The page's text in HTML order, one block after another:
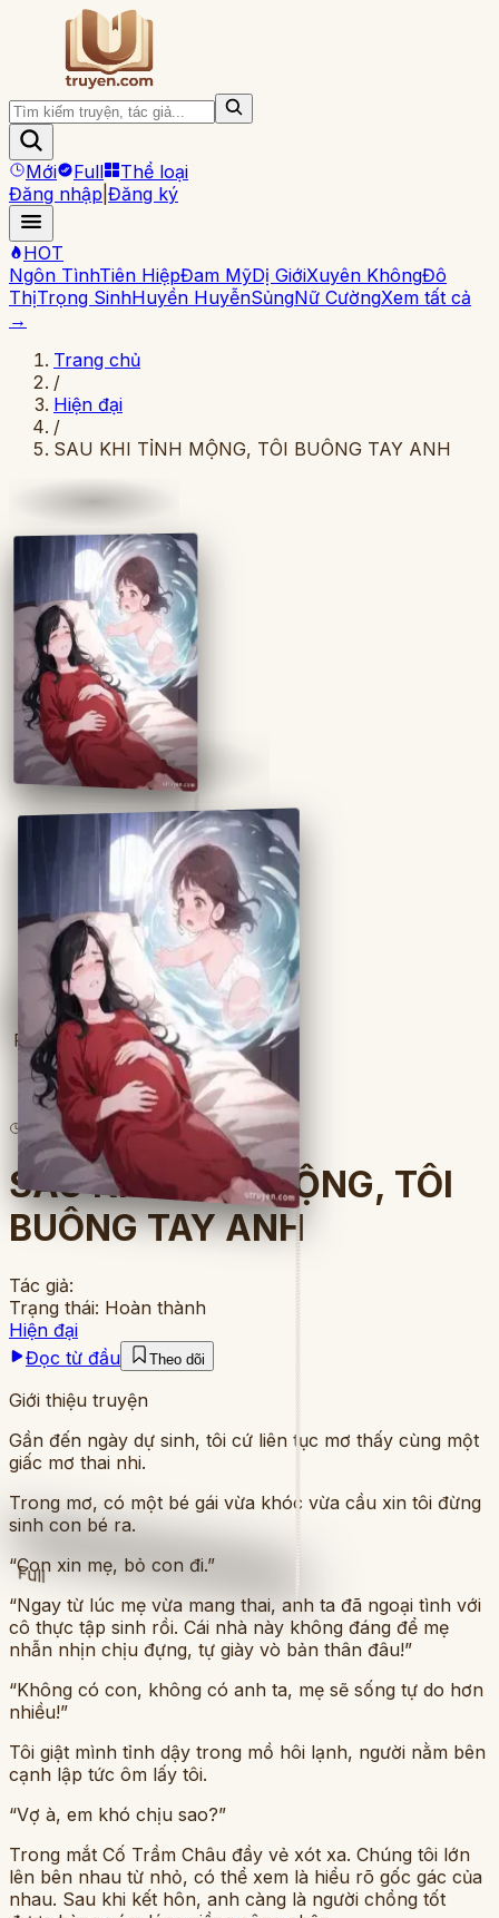
Mới Full
Thể loại
Đăng nhập Đăng ký
HOT
Ngôn TìnhTiên HiệpĐam MỹDị GiớiXuyên KhôngĐô
ThịTrọng SinhHuyền HuyễnSủngNữ CườngXem tất cả
→
Trang chủ
/
Hiện đại
/
SAU KHI TỈNH MỘNG, TÔI BUÔNG TAY ANH
Full
Full
3lượt đọc chương
SAU KHI TỈNH MỘNG, TÔI
BUÔNG TAY ANH
Tác giả:
Trạng thái: Hoàn thành
Hiện đại
Đọc từ đầu
Theo dõi
Giới thiệu truyện
Gần đến ngày dự sinh, tôi cứ liên tục mơ thấy cùng một
giấc mơ thai nhi.
Trong mơ, có một bé gái vừa khóc vừa cầu xin tôi đừng
sinh con bé ra.
“Con xin mẹ, bỏ con đi.”
“Ngay từ lúc mẹ vừa mang thai, anh ta đã ngoại tình với
cô thực tập sinh rồi. Cái nhà này không đáng để mẹ
nhẫn nhịn chịu đựng, tự giày vò bản thân đâu!”
“Không có con, không có anh ta, mẹ sẽ sống tự do hơn
nhiều!”
Tôi giật mình tỉnh dậy trong mồ hôi lạnh, người nằm bên
cạnh lập tức ôm lấy tôi.
“Vợ à, em khó chịu sao?”
Trong mắt Cố Trầm Châu đầy vẻ xót xa. Chúng tôi lớn
lên bên nhau từ nhỏ, có thể xem là hiểu rõ gốc gác của
nhau. Sau khi kết hôn, anh càng là người chồng tốt